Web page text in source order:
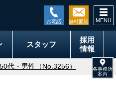
スタッフ
採用
情報
代・男性（No.3256）